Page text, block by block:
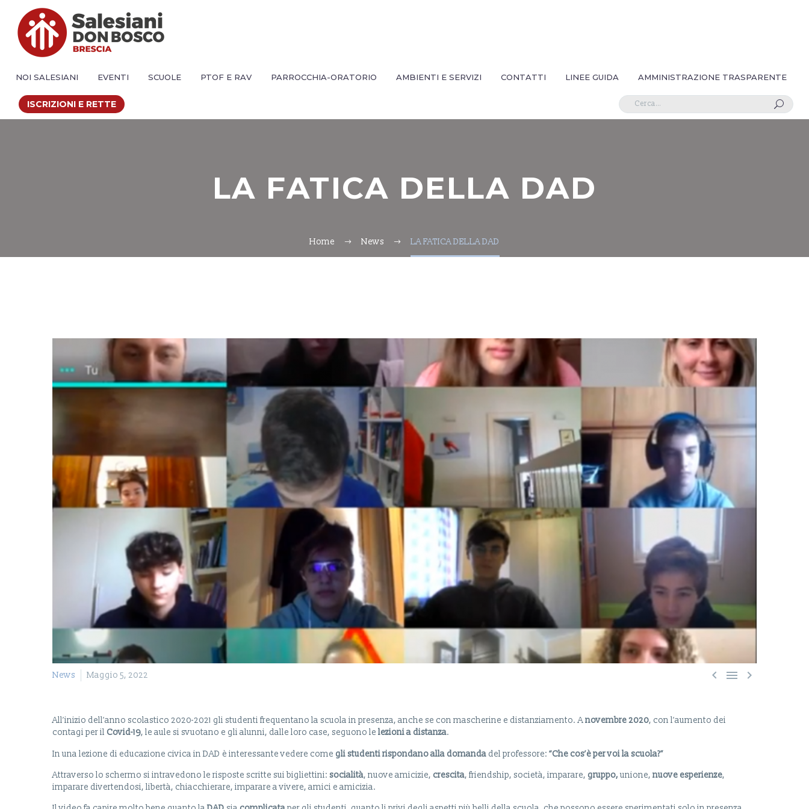
NOI SALESIANI EVENTI SCUOLE PTOF E RAV PARROCCHIA-ORATORIO AMBIENTI E SERVIZI CONTATTI LINEE GUIDA AMMINISTRAZIONE TRASPARENTE
ISCRIZIONI E RETTE U
LA FATICA DELLA DAD
Home News LA FATICA DELLA DAD
  
News Maggio 5, 2022
All’inizio dell’anno scolastico 2020-2021 gli studenti frequentano la scuola in presenza, anche se con mascherine e distanziamento. Anovembre 2020, con l’aumento dei
contagi per il Covid-19, le aule si svuotano e gli alunni, dalle loro case, seguono le lezioni a distanza.
In una lezione di educazione civica in DAD è interessante vedere come gli studenti rispondano alla domanda del professore: “Che cos’è per voi la scuola?”
Attraverso lo schermo si intravedono le risposte scritte sui bigliettini: socialità, nuove amicizie, crescita, friendship, società, imparare, gruppo,unione, nuove esperienze,
imparare divertendosi, libertà, chiacchierare, imparare a vivere, amici e amicizia.